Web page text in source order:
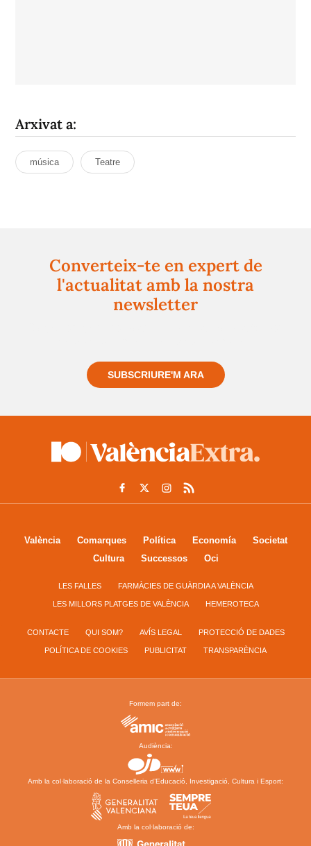
Arxivat a:
música Teatre
Converteix-te en expert de
l'actualitat amb la nostra
newsletter
SUBSCRIURE'M ARA
València Comarques Política Economía
Societat
Cultura
Successos Oci
LES FALLES FARMÀCIES DE GUÀRDIA A VALÈNCIA
LES MILLORS PLATGES DE VALÈNCIA HEMEROTECA
CONTACTE QUI SOM? AVÍS LEGAL PROTECCIÓ DE DADES
POLÍTICA DE COOKIES PUBLICITAT TRANSPARÈNCIA
Formem part de:
Audiència:
Amb la col·laboració de la Conselleria d’Educació, Investigació, Cultura i Esport:
Amb la col·laboració de: